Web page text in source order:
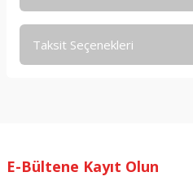
Taksit Seçenekleri
E-Bültene Kayıt Olun